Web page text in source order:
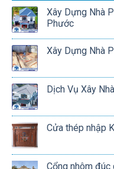
Xây Dựng Nhà
Phước
Xây Dựng Nhà
Dịch Vụ Xây
Cửa thép nhập
Cổng nhôm đúc